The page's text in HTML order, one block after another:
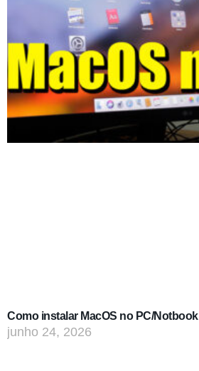
Como instalar MacOS no PC/Notbook
junho 24, 2026